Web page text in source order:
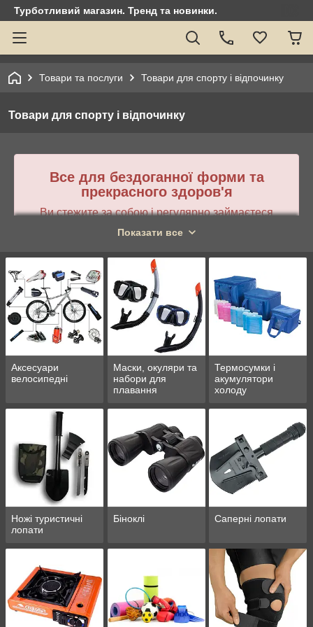
Турботливий магазин. Тренд та новинки.
Товари та послуги Товари для спорту і відпочинку
Товари для спорту і відпочинку
Все для бездоганної форми та
прекрасного здоров'я
Ви стежите за собою і регулярно займаєтеся
спортом? А, може, ви любитель вилазок на
інтернет-магазині
ShopTops
необхідне для продуктивної спорту, активного
відпочинку та подорожей.
Показати все
Аксесуари
велосипедні
Маски, окуляри та
набори для
плавання
Термосумки і
акумулятори
холоду
Ножі туристичні
лопати
Біноклі Саперні лопати